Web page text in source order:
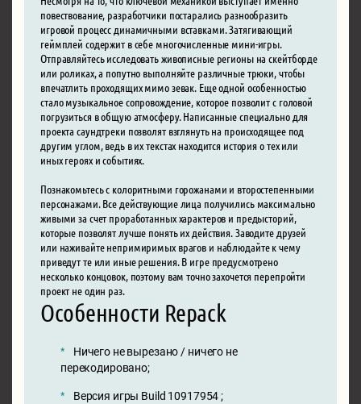
повествование, разработчики постарались разнообразить
игровой процесс динамичными вставками. Затягивающий
геймплей содержит в себе многочисленные мини-игры.
Отправляйтесь исследовать живописные регионы на скейтборде
или роликах, а попутно выполняйте различные трюки, чтобы
впечатлить проходящих мимо зевак. Еще одной особенностью
стало музыкальное сопровождение, которое позволит с головой
погрузиться в общую атмосферу. Написанные специально для
проекта саундтреки позволят взглянуть на происходящее под
другим углом, ведь в их текстах находится история о тех или
иных героях и событиях.
Познакомьтесь с колоритными горожанами и второстепенными
персонажами. Все действующие лица получились максимально
живыми за счет проработанных характеров и предысторий,
которые позволят лучше понять их действия. Заводите друзей
или наживайте непримиримых врагов и наблюдайте к чему
приведут те или иные решения. В игре предусмотрено
несколько концовок, поэтому вам точно захочется перепройти
проект не один раз.
Особенности Repack
Ничего не вырезано / ничего не
перекодировано;
Версия игры Build 10917954 ;